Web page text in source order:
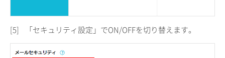
[5] 「セキュリティ設定」でON/OFFを切り替えます。